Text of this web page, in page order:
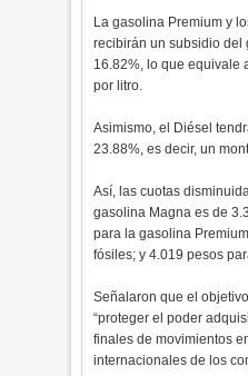
La gasolina Premium y
recibirán un subsidio del
16.82%, lo que equivale
por litro.
Asimismo, el Diésel
23.88%, es decir, un
Así, las cuotas
gasolina Magna es de
para la gasolina
fósiles; y 4.019 pesos
Señalaron que el
“proteger el poder
finales de movimientos
internacionales de los